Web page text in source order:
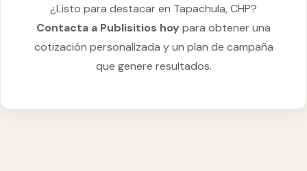
¿Listo para destacar en Tapachula, CHP?
Contacta a Publisitios hoy para obtener una
cotización personalizada y un plan de campaña
que genere resultados.